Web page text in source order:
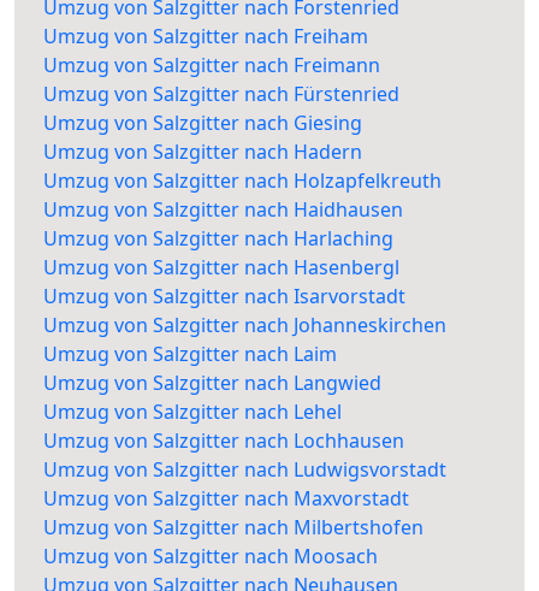
Umzug von Salzgitter nach Forstenried
Umzug von Salzgitter nach Freiham
Umzug von Salzgitter nach Freimann
Umzug von Salzgitter nach Fürstenried
Umzug von Salzgitter nach Giesing
Umzug von Salzgitter nach Hadern
Umzug von Salzgitter nach Holzapfelkreuth
Umzug von Salzgitter nach Haidhausen
Umzug von Salzgitter nach Harlaching
Umzug von Salzgitter nach Hasenbergl
Umzug von Salzgitter nach Isarvorstadt
Umzug von Salzgitter nach Johanneskirchen
Umzug von Salzgitter nach Laim
Umzug von Salzgitter nach Langwied
Umzug von Salzgitter nach Lehel
Umzug von Salzgitter nach Lochhausen
Umzug von Salzgitter nach Ludwigsvorstadt
Umzug von Salzgitter nach Maxvorstadt
Umzug von Salzgitter nach Milbertshofen
Umzug von Salzgitter nach Moosach
Umzug von Salzgitter nach Neuhausen